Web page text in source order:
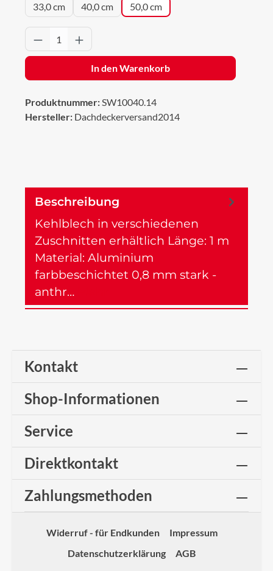
33,0 cm 40,0 cm 50,0 cm
Produkt Anzahl: Gib den gewünschten
In den Warenkorb
Produktnummer:SW10040.14
Hersteller: Dachdeckerversand2014
Beschreibung
Kehlblech in verschiedenen
Zuschnitten erhältlich Länge: 1 m
Material: Aluminium
farbbeschichtet 0,8 mm stark -
anthr…
Kontakt
Shop-Informationen
Service
Direktkontakt
Zahlungsmethoden
Widerruf - für Endkunden
Impressum
Datenschutzerklärung
AGB